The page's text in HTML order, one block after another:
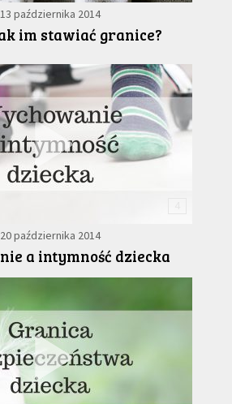
13 października 2014
im stawiać granice?
20 października 2014
a intymność dziecka